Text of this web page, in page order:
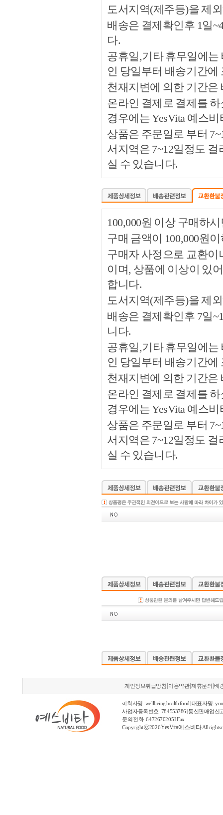
도서지역(제주등)을 제
배송은 결제확인후 1일
다.
공휴일,기타 휴무일에
인 당일부터 배송기간에
천재지변에 의한 기간
온라인 결제로 결제를
경우에는 YesVita 예스
상품은 주문일로 부터
서지역은 7~12일정도
실 수 있습니다.
100,000원 이상 구매하
구매 금액이 100,000원
구매자 사정으로 교환이
이며, 상품에 이상이 있
합니다.
도서지역(제주등)을 제
배송은 결제확인후 7일
니다.
공휴일,기타 휴무일에
인 당일부터 배송기간에
천재지변에 의한 기간
온라인 결제로 결제를
경우에는 YesVita 예스
상품은 주문일로 부터
서지역은 7~12일정도
실 수 있습니다.
개인정보취급방침 이용약관|제휴문의 |배
st | 회사명 : wellbeing health food | 대표자명 :
사업자등록번호 : 784553786 | 통신판매업신
문의 전화 : 6472670205 I Fax
Copyright ⓒ2026YesVita 예스비타All rights